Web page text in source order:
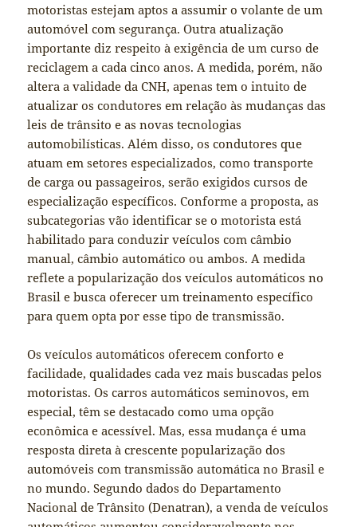
motoristas estejam aptos a assumir o volante de um
automóvel com segurança. Outra atualização
importante diz respeito à exigência de um curso de
reciclagem a cada cinco anos. A medida, porém, não
altera a validade da CNH, apenas tem o intuito de
atualizar os condutores em relação às mudanças das
leis de trânsito e as novas tecnologias
automobilísticas. Além disso, os condutores que
atuam em setores especializados, como transporte
de carga ou passageiros, serão exigidos cursos de
especialização específicos. Conforme a proposta, as
subcategorias vão identificar se o motorista está
habilitado para conduzir veículos com câmbio
manual, câmbio automático ou ambos. A medida
reflete a popularização dos veículos automáticos no
Brasil e busca oferecer um treinamento específico
para quem opta por esse tipo de transmissão.
Os veículos automáticos oferecem conforto e
facilidade, qualidades cada vez mais buscadas pelos
motoristas. Os carros automáticos seminovos, em
especial, têm se destacado como uma opção
econômica e acessível. Mas, essa mudança é uma
resposta direta à crescente popularização dos
automóveis com transmissão automática no Brasil e
no mundo. Segundo dados do Departamento
Nacional de Trânsito (Denatran), a venda de veículos